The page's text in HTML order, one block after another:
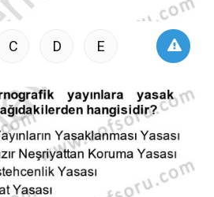
C D E